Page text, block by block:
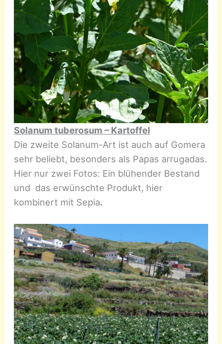
Solanum tuberosum – Kartoffel
Die zweite Solanum-Art ist auch auf Gomera
sehr beliebt, besonders als Papas arrugadas.
Hier nur zwei Fotos: Ein blühender Bestand
und das erwünschte Produkt, hier
kombinert mit Sepia.